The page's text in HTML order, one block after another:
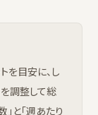
を目安に、し
調整して総
」と「週あたり